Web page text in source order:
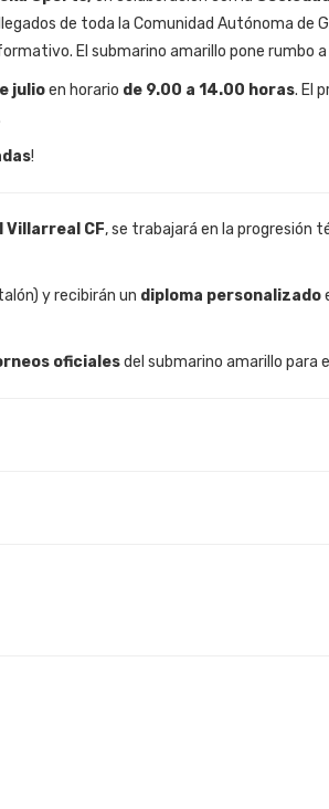
de toda la Comunidad Autónoma de
El submarino amarillo pone rumbo a
julioen horario de 9.00 a 14.00 horas. El
!
Villarreal CF, se trabajará en la progresión
y recibirán un diploma personalizado
oficialesdel submarino amarillo para